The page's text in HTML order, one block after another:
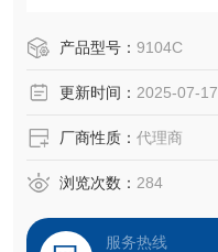
核心业务
负载试验和碰撞试验。 ‌
产流程优化。 ‌
产品型号： 9104C
更新时间： 2025-07-17
厂商性质： 代理商
浏览次数： 284
服务热线